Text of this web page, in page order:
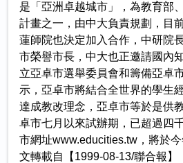
是「亞洲卓越城市」，為教育部
計畫之一，由中大負責規劃，目
蓮師院也決定加入合作，中研院
市榮譽市長，中大也正邀請國內
立亞卓市選舉委員會和籌備亞卓
示，亞卓市將結合全世界的學生
達成教改理念，亞卓市等於是供
卓市七月以來試辦期，已超過四
市網址www.educities.tw，將於
文轉載自【1999-08-13/聯合報】